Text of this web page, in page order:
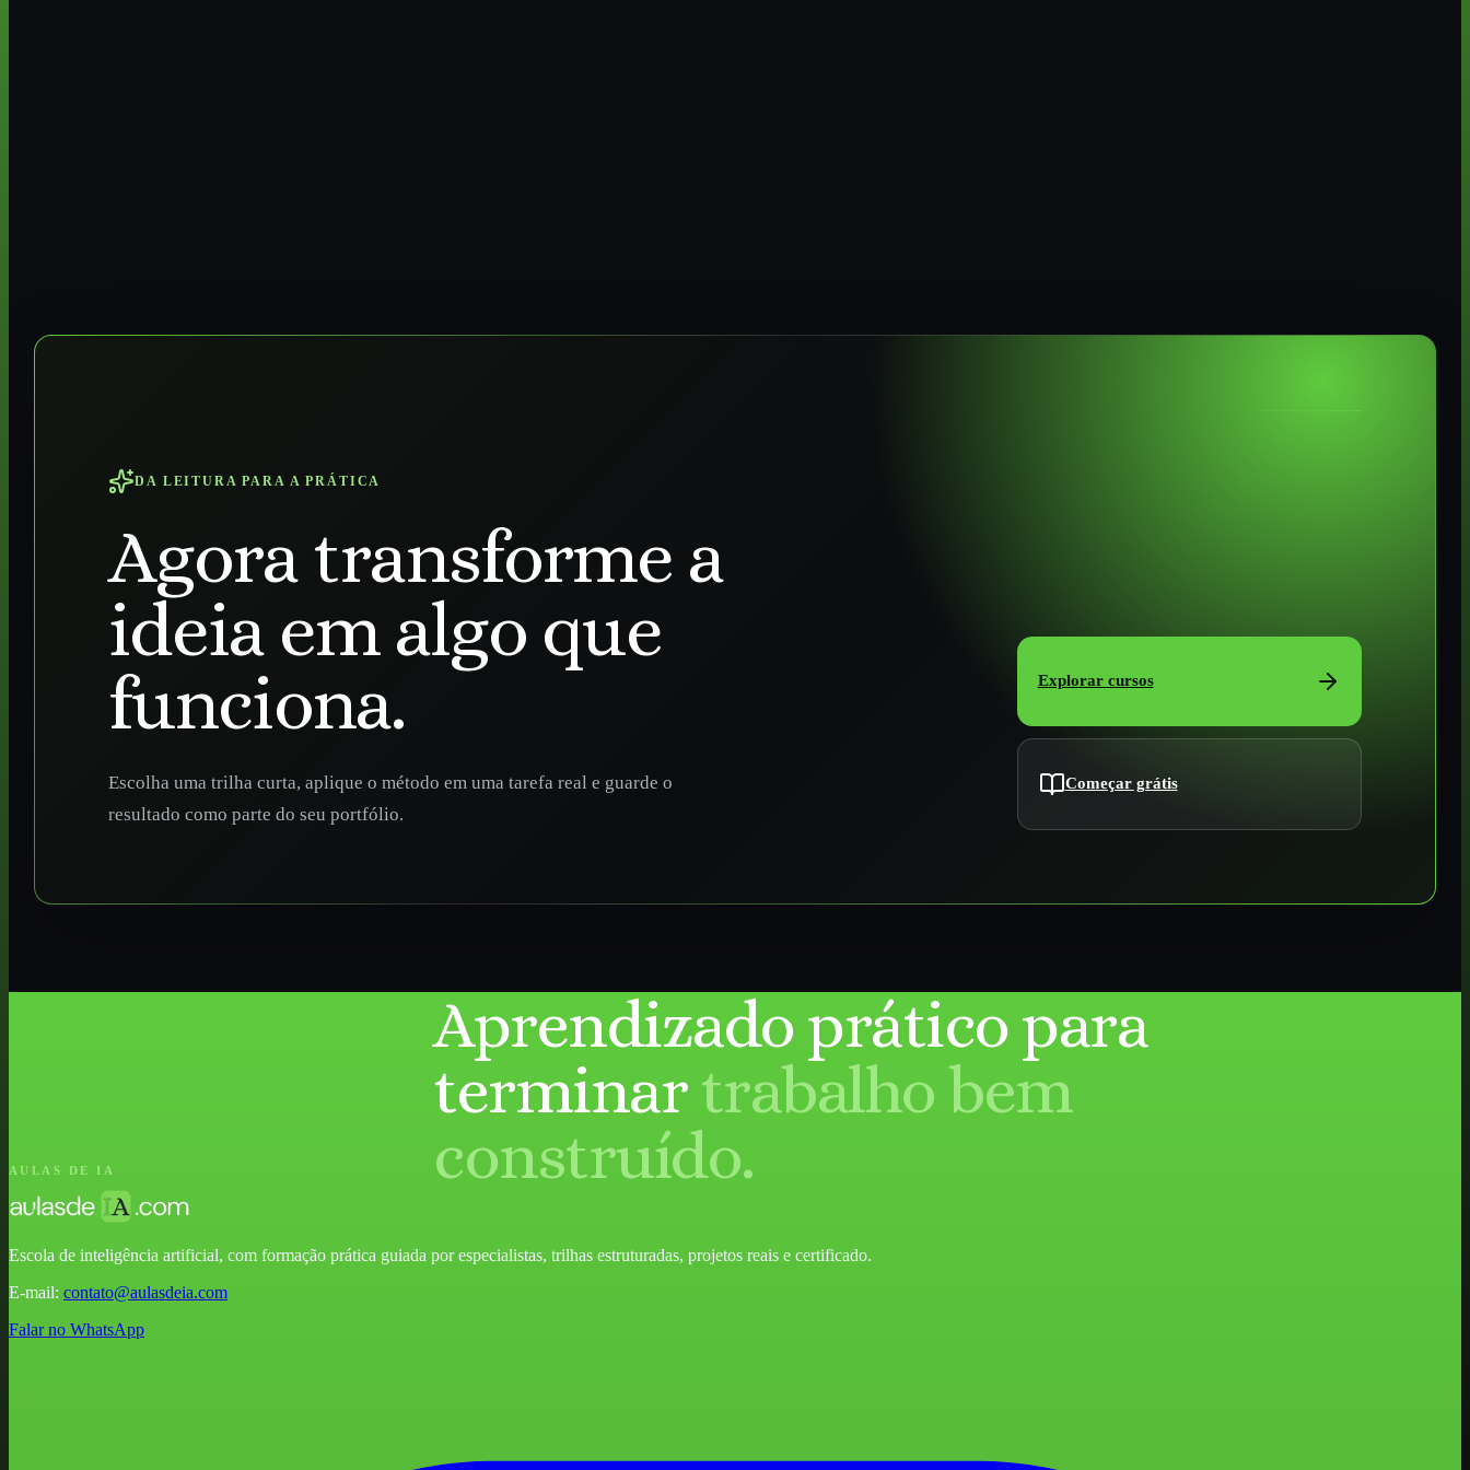
DA LEITURA PARA A PRÁTICA
Agora transforme a
ideia em algo que
funciona.
Escolha uma trilha curta, aplique o método em uma tarefa real e guarde o
resultado como parte do seu portfólio.
Explorar cursos
Começar grátis
AULAS DE IA
Aprendizado prático para
terminartrabalho bem
construído.
Escola de inteligência artificial, com formação prática guiada por especialistas, trilhas estruturadas, projetos reais e certificado.
E-mail: contato@aulasdeia.com
Falar no WhatsApp